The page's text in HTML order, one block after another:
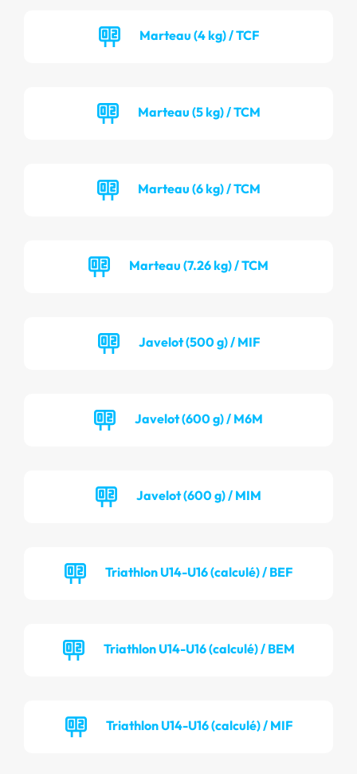
Marteau (4 kg) / TCF
Marteau (5 kg) / TCM
Marteau (6 kg) / TCM
Marteau (7.26 kg) / TCM
Javelot (500 g) / MIF
Javelot (600 g) / M6M
Javelot (600 g) / MIM
Triathlon U14-U16 (calculé) / BEF
Triathlon U14-U16 (calculé) / BEM
Triathlon U14-U16 (calculé) / MIF